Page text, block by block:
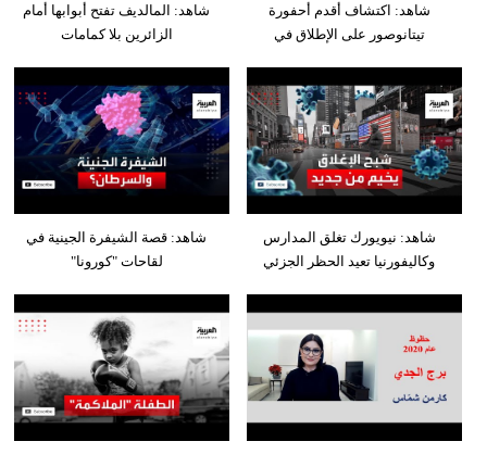
شاهد: المالديف تفتح أبوابها أمام
الزائرين بلا كمامات
شاهد: اكتشاف أقدم أحفورة
تيتانوصور على الإطلاق في
شاهد: قصة الشيفرة الجينية في
لقاحات "كورونا"
شاهد: نيويورك تغلق المدارس
وكاليفورنيا تعيد الحظر الجزئي